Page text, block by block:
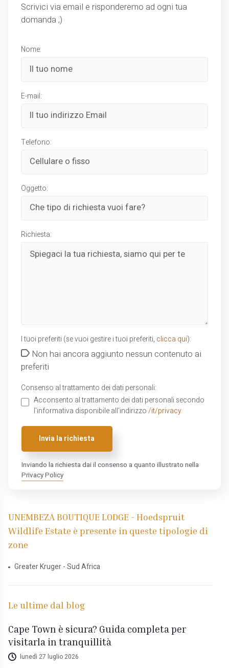
Scrivici via email e risponderemo ad ogni tua
domanda ;)
Nome:
E-mail:
Telefono:
Oggetto:
Richiesta:
I tuoi preferiti (se vuoi gestire i tuoi preferiti, clicca qui):
Non hai ancora aggiunto nessun contenuto ai
preferiti
Consenso al trattamento dei dati personali:
Acconsento al trattamento dei dati personali secondo
l'informativa disponibile all'indirizzo /it/privacy
Invia la richiesta
Inviando la richiesta dai il consenso a quanto illustrato nella
Privacy Policy
UNEMBEZA BOUTIQUE LODGE - Hoedspruit
Wildlife Estate è presente in queste tipologie di
zone
Greater Kruger - Sud Africa
Le ultime dal blog
Cape Town è sicura? Guida completa per
visitarla in tranquillità
lunedì 27 luglio 2026